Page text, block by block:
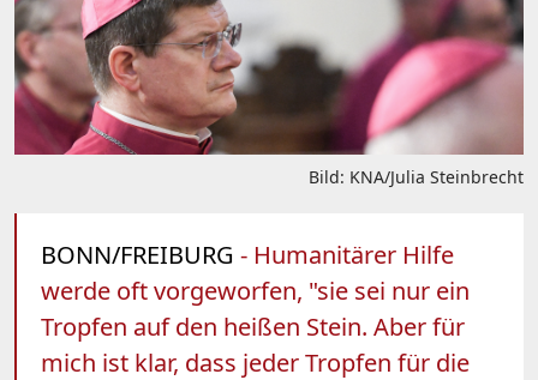
Bild: KNA/Julia Steinbrecht
BONN/FREIBURG - Humanitärer Hilfe
werde oft vorgeworfen, "sie sei nur ein
Tropfen auf den heißen Stein. Aber für
mich ist klar, dass jeder Tropfen für die